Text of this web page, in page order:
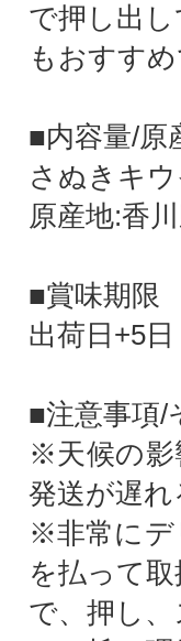
で押し出
もおすすめ
■内容量/原
さぬきキ
原産地:香
■賞味期限
出荷日+5日
■注意事項/
※天候の影
発送が遅れ
※非常にデ
を払って
で、押し